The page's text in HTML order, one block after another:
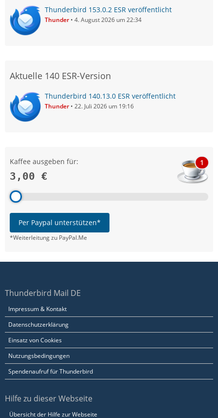
Thunderbird 153.0.2 ESR veröffentlicht
Thunder 4. August 2026 um 22:34
Aktuelle 140 ESR-Version
Thunderbird 140.13.0 ESR veröffentlicht
Thunder 22. Juli 2026 um 19:16
Kaffee ausgeben für:
3,00 €
1
Per Paypal unterstützen*
*Weiterleitung zu PayPal.Me
Thunderbird Mail DE
Impressum & Kontakt
Datenschutzerklärung
Einsatz von Cookies
Nutzungsbedingungen
Spendenaufruf für Thunderbird
Hilfe zu dieser Webseite
Übersicht der Hilfe zur Webseite